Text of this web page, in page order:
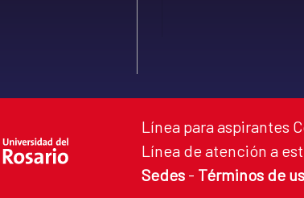
Línea para aspirantes
Línea de atención a
Sedes - Términos de